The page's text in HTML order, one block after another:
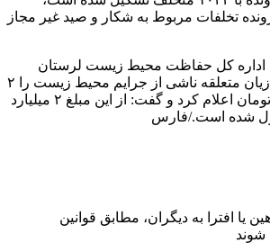
تخلفات مربوط به شکار و صید غیر مجاز
اداره کل حفاظت محیط زیست لرستان
میزان مطالبه ضرر و زیان متعلقه ناشی از جرایم محیط زیست را ۲
میلیارد و ۵۹۸ میلیون تومان اعلام کرد و گفت: از این مبلغ ۲ میلیارد
يا افترا به ديگران، مطابق قوانين